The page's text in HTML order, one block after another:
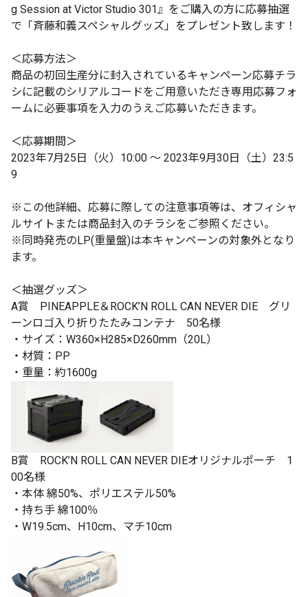
g Session at Victor Studio 301』をご購入の方に応募抽選
で「斉藤和義スペシャルグッズ」をプレゼント致します！
＜応募方法＞
商品の初回生産分に封入されているキャンペーン応募チラ
シに記載のシリアルコードをご用意いただき専用応募フォ
ームに必要事項を入力のうえご応募いただきます。
＜応募期間＞
2023年7月25日（火）10:00 〜 2023年9月30日（土）23:5
9
※この他詳細、応募に際しての注意事項等は、オフィシャ
ルサイトまたは商品封入のチラシをご参照ください。
※同時発売のLP(重量盤)は本キャンペーンの対象外となり
ます。
＜抽選グッズ＞
A賞 PINEAPPLE＆ROCK’N ROLL CAN NEVER DIE グリ
ーンロゴ入り折りたたみコンテナ 50名様
・サイズ：W360×H285×D260mm（20L）
・材質：PP
・重量：約1600g
B賞 ROCK’N ROLL CAN NEVER DIEオリジナルポーチ 1
00名様
・本体 綿50%、ポリエステル50%
・持ち手 綿100％
・W19.5cm、H10cm、マチ10cm